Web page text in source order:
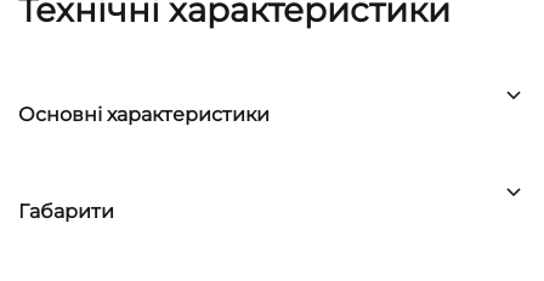
Технічні характеристики
Основні характеристики
Габарити